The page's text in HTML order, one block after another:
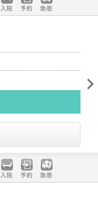
入院 予約 急患
入院 予約 急患